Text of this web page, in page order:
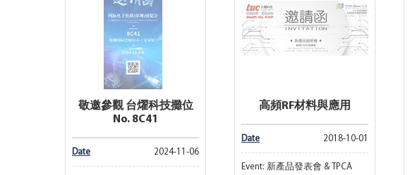
敬邀參觀 台燿科技攤位
No. 8C41
Date 2024-11-06
高頻RF材料與應用
Date 2018-10-01
Event: 新產品發表會 & TPCA